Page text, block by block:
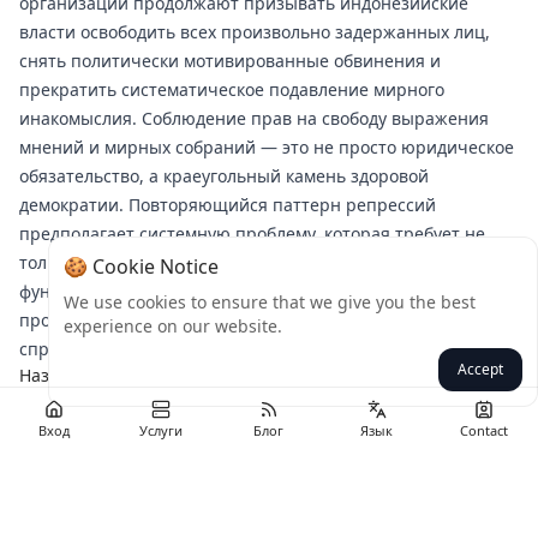
Вход Услуги Блог Язык Contact
власти освободить всех произвольно задержанных лиц,
снять политически мотивированные обвинения и
прекратить систематическое подавление мирного
инакомыслия. Соблюдение прав на свободу выражения
мнений и мирных собраний — это не просто юридическое
обязательство, а краеугольный камень здоровой
демократии. Повторяющийся паттерн репрессий
предполагает системную проблему, которая требует не
только вмешательства по отдельным случаям, но и
фундаментальной приверженности защите гражданского
пространства и защите голосов, выступающих за более
справедливую и равноправную Индонезию.
Назад
🍪 Cookie Notice
We use cookies to ensure that we give you the best
experience on our website.
Accept